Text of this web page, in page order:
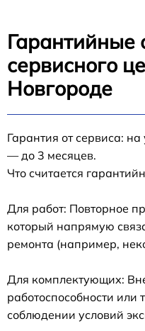
Гарантийные
сервисного
Новгороде
Гарантия от сервиса:
— до 3 месяцев.
Что считается
Для работ: Повторное
который напрямую
ремонта (например,
Для комплектующих:
работоспособности
соблюдении условий